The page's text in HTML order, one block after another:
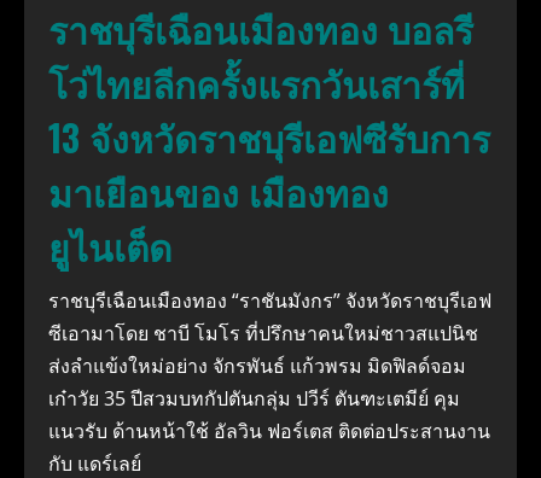
ราชบุรีเฉือนเมืองทอง บอลรี
โว่ไทยลีกครั้งแรกวันเสาร์ที่
13 จังหวัดราชบุรีเอฟซีรับการ
มาเยือนของ เมืองทอง
ยูไนเต็ด
ราชบุรีเฉือนเมืองทอง “ราชันมังกร” จังหวัดราชบุรีเอฟ
ซีเอามาโดย ชาบี โมโร ที่ปรึกษาคนใหม่ชาวสแปนิช
ส่งลำแข้งใหม่อย่าง จักรพันธ์ แก้วพรม มิดฟิลด์จอม
เก๋าวัย 35 ปีสวมบทกัปตันกลุ่ม ปวีร์ ตันฑะเตมีย์ คุม
แนวรับ ด้านหน้าใช้ อัลวิน ฟอร์เตส ติดต่อประสานงาน
กับ แดร์เลย์